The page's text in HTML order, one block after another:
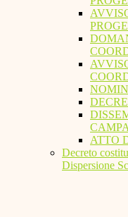
ATTO
Decreto
Dispersione